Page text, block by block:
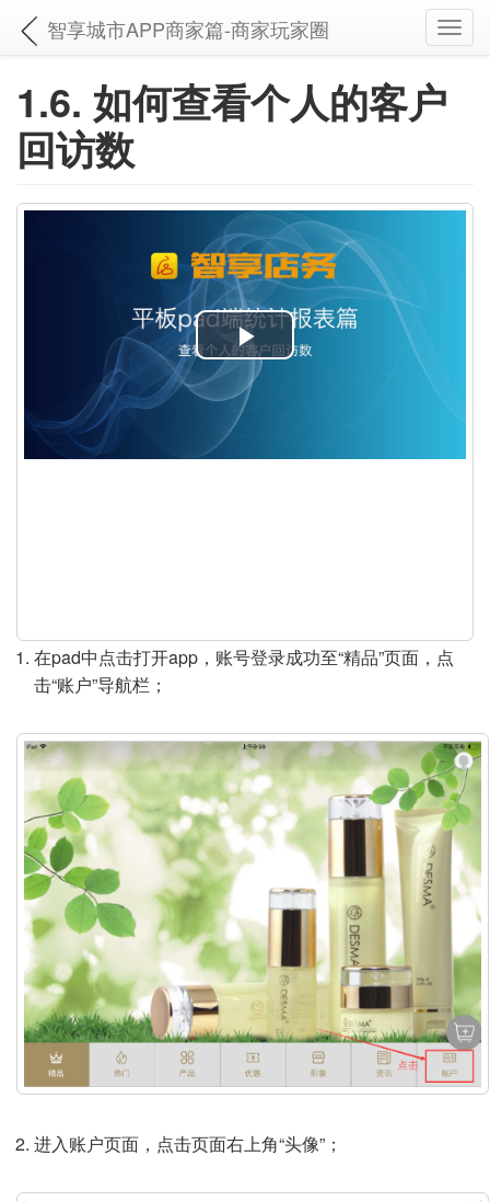
智享城市APP商家篇-商家玩家圈
1.6. 如何查看个人的客户
回访数
P
l
a
d
o
在pad中点击打开app，账号登录成功至“精品”页面，点
击“账户”导航栏；
进入账户页面，点击页面右上角“头像”；